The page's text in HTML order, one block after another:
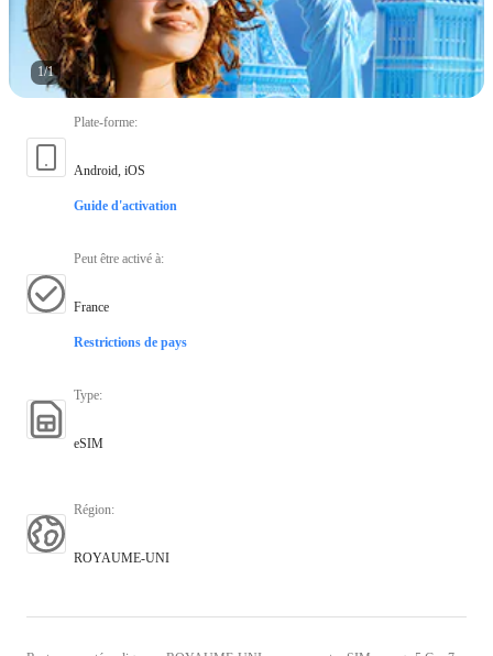
1/1
Plate-forme:
Android, iOS
Guide d'activation
Peut être activé à:
France
Restrictions de pays
Type:
eSIM
Région:
ROYAUME-UNI